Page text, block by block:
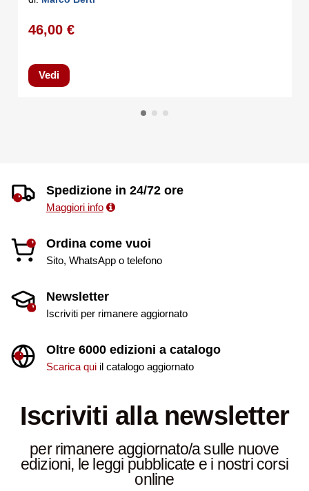
46,00 €
Vedi
Spedizione in 24/72 ore
Maggiori info
Ordina come vuoi
Sito, WhatsApp o telefono
Newsletter
Iscriviti per rimanere aggiornato
Oltre 6000 edizioni a catalogo
Scarica quiil catalogo aggiornato
Iscriviti alla newsletter
per rimanere aggiornato/a sulle nuove
edizioni, le leggi pubblicate e i nostri corsi
online